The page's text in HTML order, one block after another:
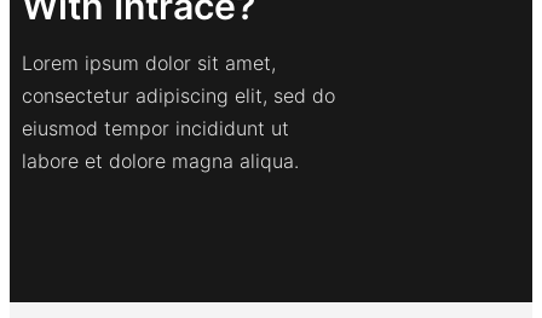
Lorem ipsum dolor sit amet,
consectetur adipiscing elit, sed do
eiusmod tempor incididunt ut
labore et dolore magna aliqua.